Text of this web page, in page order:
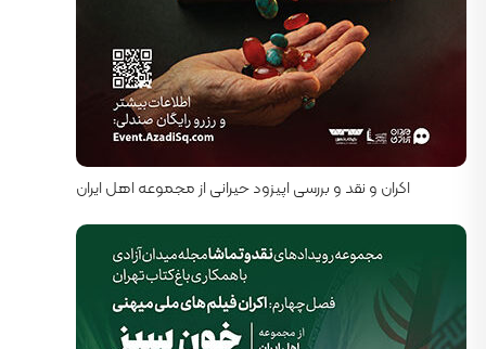
کارگردان: رضا محبی
اکران و نقد و بررسی اپیزود حیرانی از مجموعه اهل ایران